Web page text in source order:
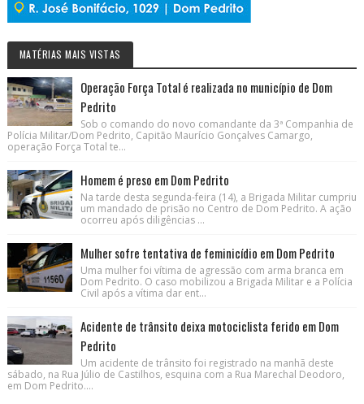
MATÉRIAS MAIS VISTAS
Operação Força Total é realizada no município de Dom
Pedrito
Sob o comando do novo comandante da 3ª Companhia de
Polícia Militar/Dom Pedrito, Capitão Maurício Gonçalves Camargo,
operação Força Total te...
Homem é preso em Dom Pedrito
Na tarde desta segunda-feira (14), a Brigada Militar cumpriu
um mandado de prisão no Centro de Dom Pedrito. A ação
ocorreu após diligências ...
Mulher sofre tentativa de feminicídio em Dom Pedrito
Uma mulher foi vítima de agressão com arma branca em
Dom Pedrito. O caso mobilizou a Brigada Militar e a Polícia
Civil após a vítima dar ent...
Acidente de trânsito deixa motociclista ferido em Dom
Pedrito
Um acidente de trânsito foi registrado na manhã deste
sábado, na Rua Júlio de Castilhos, esquina com a Rua Marechal Deodoro,
em Dom Pedrito....